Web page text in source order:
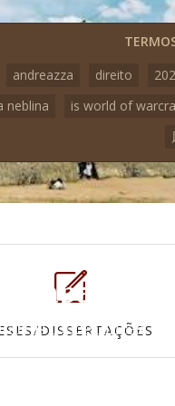
andreazza
direito
neblina
is world of
DISSERTAÇÕES
Mapas e
topográficas